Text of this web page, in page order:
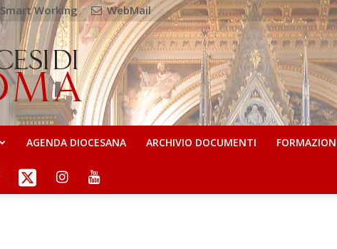
Smart Working WebMail
AGENDA DIOCESANA ARCHIVIO DOCUMENTI